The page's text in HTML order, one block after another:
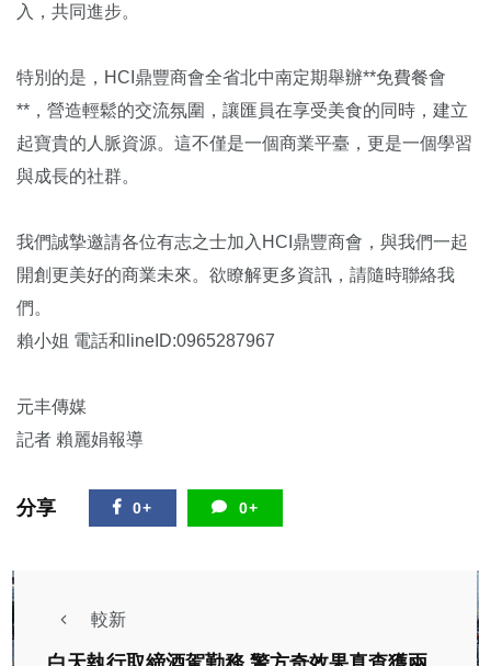
入，共同進步。‌
特別的是，HCI鼎豐商會全省北中南定期舉辦**免費餐會
**，營造輕鬆的交流氛圍，讓匯員在享受美食的同時，建立
起寶貴的人脈資源。這不僅是一個商業平臺，更是一個學習
與成長的社群。‌
我們誠摯邀請各位有志之士加入HCI鼎豐商會，與我們一起
開創更美好的商業未來。欲瞭解更多資訊，請隨時聯絡我
們。
賴小姐 電話和lineID:0965287967
元丰傳媒
記者 賴麗娟報導
分享 0+ 0+
較新